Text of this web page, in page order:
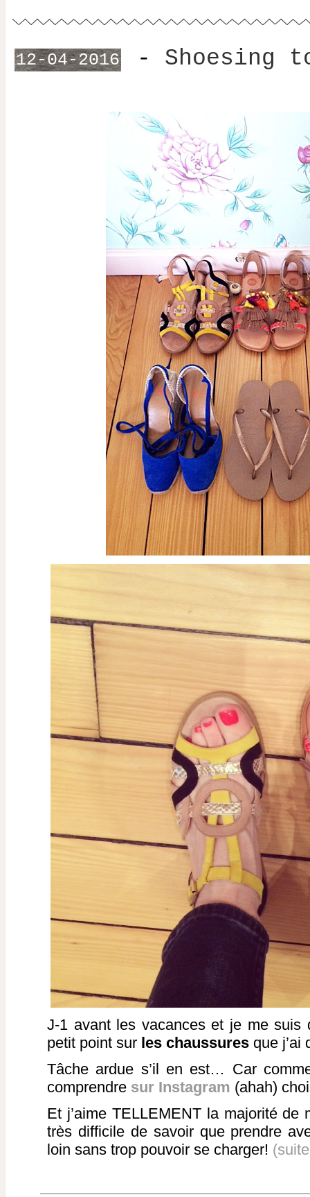
12-04-2016 - Shoesing
J-1 avant les vacances et je me suis
petit point sur les chaussures que j’ai
Tâche ardue s’il en est… Car
comprendre sur Instagram (ahah)
Et j’aime TELLEMENT la majorité de
très difficile de savoir que prendre
loin sans trop pouvoir se charger!